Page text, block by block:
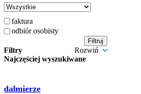
faktura
odbiór osobisty
Filtry
Rozwiń
Najczęściej wyszukiwane
dalmierze